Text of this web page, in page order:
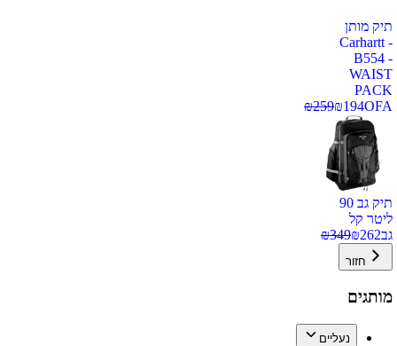
תיק מותן
Carhartt -
B554 -
WAIST
PACK
OFA
₪194
₪259
תיק גב 90
ליטר קל
גב
₪262
₪349
חזור
מותגים
נעליים